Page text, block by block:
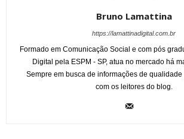
Bruno Lamattina
https://lamattinadigital.com.br
Formado em Comunicação Social e com pós
Digital pela ESPM - SP, atua no mercado há
Sempre em busca de informações de
com os leitores do blog.